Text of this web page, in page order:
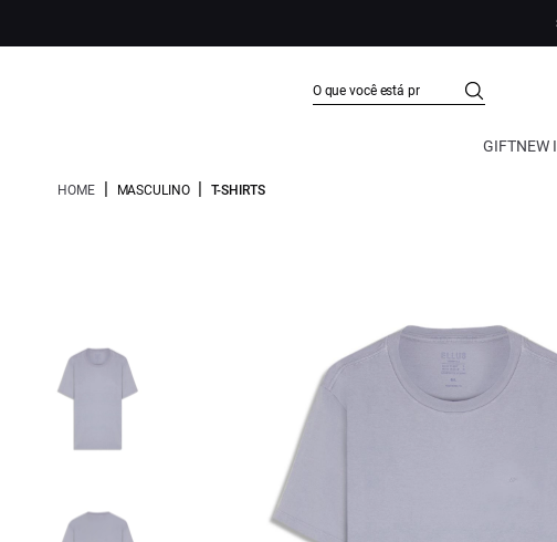
GIFTNEW
HOME | MASCULINO | T-SHIRTS